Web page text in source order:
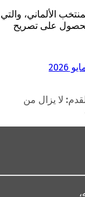
الألماني، والتي
بطلب للحصول على تصريح
(
ت
ف
لا يزال من